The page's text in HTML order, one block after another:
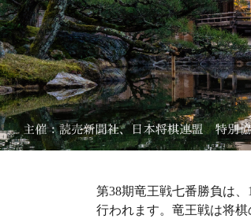
第38期竜王戦七番勝負は
行われます。竜王戦は将